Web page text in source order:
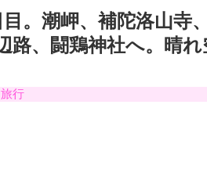
目。潮岬、補陀洛山寺
路、闘鶏神社へ。晴
行